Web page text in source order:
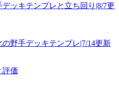
ッキテンプレと立ち回り|8/7更
野手デッキテンプレ|7/14更新
評価